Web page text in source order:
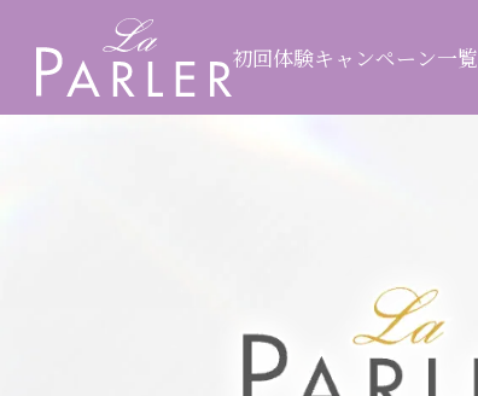
初回体験キャンペーン一覧